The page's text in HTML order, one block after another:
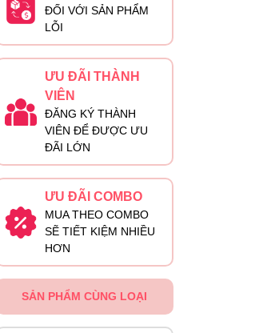
ĐỐI VỚI SẢN PHẨM
LỖI
ƯU ĐÃI THÀNH
VIÊN
ĐĂNG KÝ THÀNH
VIÊN ĐỂ ĐƯỢC ƯU
ĐÃI LỚN
ƯU ĐÃI COMBO
MUA THEO COMBO
SẼ TIẾT KIỆM NHIỀU
HƠN
SẢN PHẨM CÙNG LOẠI